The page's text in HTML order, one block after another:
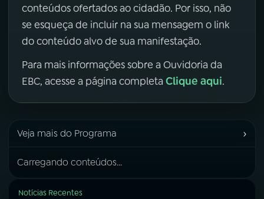
conteúdos ofertados ao cidadão. Por isso, não
se esqueça de incluir na sua mensagem o link
do conteúdo alvo de sua manifestação.
Para mais informações sobre a Ouvidoria da
EBC, acesse a página completa Clique aqui.
Veja mais do Programa ›
Carregando conteúdos...
Notícias Recentes